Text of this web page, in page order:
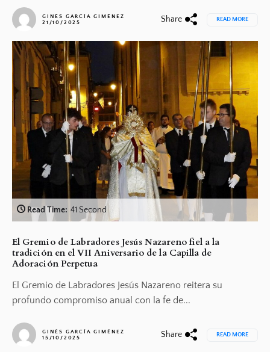
GINÉS GARCÍA GIMÉNEZ
21/10/2025
Share READ MORE
Read Time: 41 Second
El Gremio de Labradores Jesús Nazareno fiel a la
tradición en el VII Aniversario de la Capilla de
Adoración Perpetua
El Gremio de Labradores Jesús Nazareno reitera su
profundo compromiso anual con la fe de...
GINÉS GARCÍA GIMÉNEZ
15/10/2025
Share READ MORE